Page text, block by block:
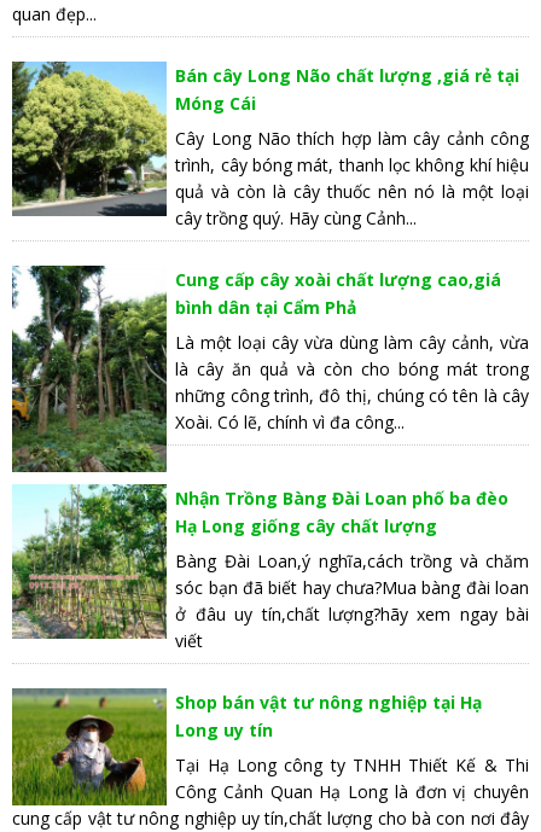
quan đẹp...
Bán cây Long Não chất lượng ,giá rẻ tại
Móng Cái
Cây Long Não thích hợp làm cây cảnh công
trình, cây bóng mát, thanh lọc không khí hiệu
quả và còn là cây thuốc nên nó là một loại
cây trồng quý. Hãy cùng Cảnh...
Cung cấp cây xoài chất lượng cao,giá
bình dân tại Cẩm Phả
Là một loại cây vừa dùng làm cây cảnh, vừa
là cây ăn quả và còn cho bóng mát trong
những công trình, đô thị, chúng có tên là cây
Xoài. Có lẽ, chính vì đa công...
Nhận Trồng Bàng Đài Loan phố ba đèo
Hạ Long giống cây chất lượng
Bàng Đài Loan,ý nghĩa,cách trồng và chăm
sóc bạn đã biết hay chưa?Mua bàng đài loan
ở đâu uy tín,chất lượng?hãy xem ngay bài
viết
Shop bán vật tư nông nghiệp tại Hạ
Long uy tín
Tại Hạ Long công ty TNHH Thiết Kế & Thi
Công Cảnh Quan Hạ Long là đơn vị chuyên
cung cấp vật tư nông nghiệp uy tín,chất lượng cho bà con nơi đây